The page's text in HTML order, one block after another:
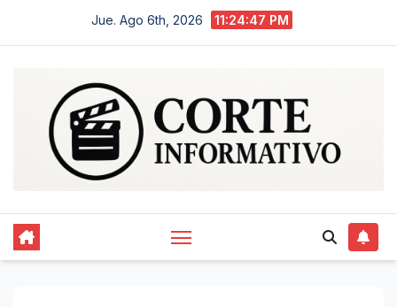
Jue. Ago 6th, 2026 11:24:47 PM